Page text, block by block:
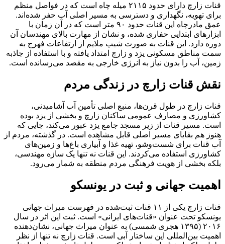
قنات زارچ دارای حدود ۲۱۱۵ میله چاه است که در فواصل منظم
برای تهویه، نگهداری و دسترسی به مسیر اصلی آب حفر شده‌اند.
عمق مادرچاه این قنات حدود ۹۰ متر است که در آن زمان با
ابزارهای ابتدایی حفاری شده، و نشان از مهارت بالای مهندسان آن
دوره دارد. این قنات به صورت شیب ملایم از ارتفاعات فهرج به
سمت مناطق مسکونی یزد و زارچ امتداد یافته و با استفاده از جاذبه
زمین، آب را بدون نیاز به انرژی خارجی به مقصد می‌رسانده است.
نقش قنات زارچ در زندگی مردم
قنات زارچ در طول قرن‌ها، منبع اصلی تأمین آب آشامیدنی،
کشاورزی و مصارف عمومی ساکنان زارچ و بخشی از یزد بوده
است. مسیر قنات از زیر مسجد جامع یزد عبور می‌کند، جایی که
هنوز هم بقایای مسیر اصلی قابل مشاهده است. در گذشته، مردم از
آب قنات برای شست‌وشو، تهیه غذا و آبیاری باغ‌ها و زمین‌های
کشاورزی استفاده می‌کردند. این قنات نه تنها یک سازه مهندسی،
بلکه بخشی از هویت فرهنگی مردم منطقه به شمار می‌رود.
اهمیت جهانی و ثبت در یونسکو
قنات زارچ یکی از ۱۱ قنات ثبت‌شده در فهرست میراث جهانی
یونسکو تحت عنوان «قنات‌های ایرانی» است. ثبت این اثر در سال
۲۰۱۶ (۱۳۹۵ هجری شمسی) به عنوان میراث جهانی، نشان‌دهنده
اهمیت بین‌المللی این ساختار آبی است. قنات زارچ نه تنها از نظر